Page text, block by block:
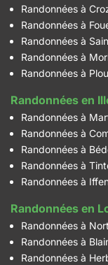
Randonnées à
Randonnées à
Randonnées à
Randonnées à
Randonnées à
Randonnées en
Randonnées à
Randonnées à
Randonnées à
Randonnées à
Randonnées à
Randonnées en
Randonnées à
Randonnées à
Randonnées à